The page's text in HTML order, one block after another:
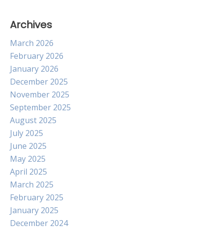
Archives
March 2026
February 2026
January 2026
December 2025
November 2025
September 2025
August 2025
July 2025
June 2025
May 2025
April 2025
March 2025
February 2025
January 2025
December 2024